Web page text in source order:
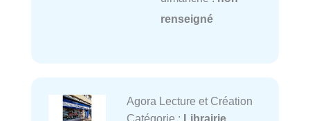
renseigné
Agora Lecture et Création
Catégorie : Librairie